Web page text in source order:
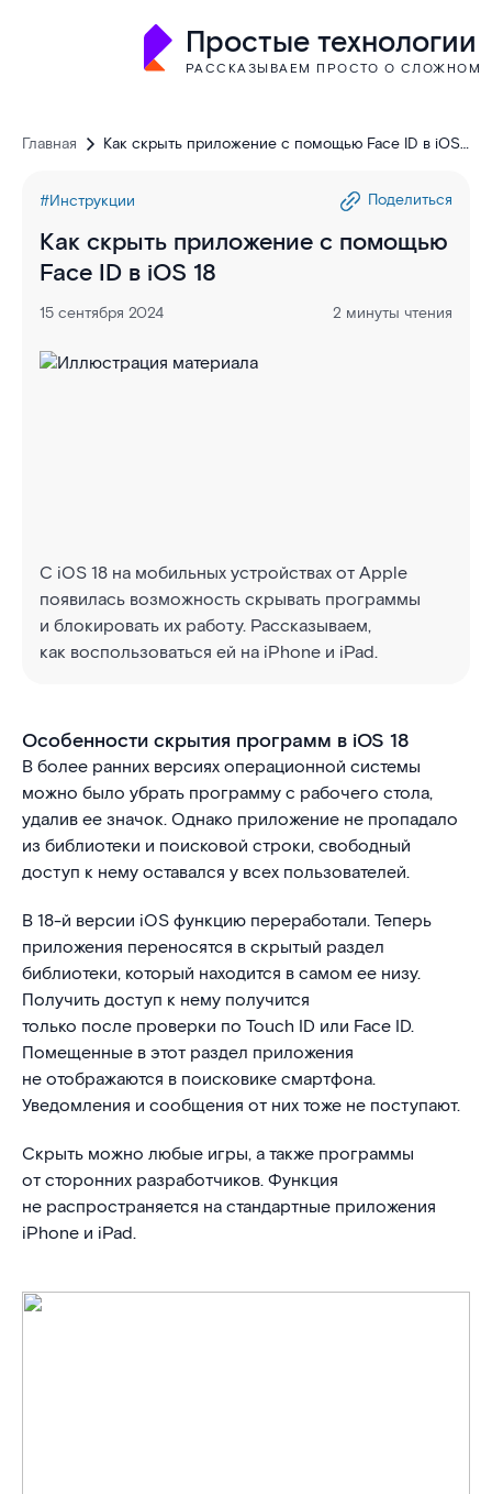
Простые технологии
РАССКАЗЫВАЕМ ПРОСТО О СЛОЖНОМ
Главная
Как скрыть приложение с помощью Face ID в iOS
#Инструкции
Поделиться
Как скрыть приложение с помощью
Face ID в iOS 18
15 сентября 2024 2 минуты чтения
С iOS 18 на мобильных устройствах от Apple
появилась возможность скрывать программы
и блокировать их работу. Рассказываем,
как воспользоваться ей на iPhone и iPad.
Особенности скрытия программ в iOS 18
В более ранних версиях операционной системы
можно было убрать программу с рабочего стола,
удалив ее значок. Однако приложение не пропадало
из библиотеки и поисковой строки, свободный
доступ к нему оставался у всех пользователей.
В 18-й версии iOS функцию переработали. Теперь
приложения переносятся в скрытый раздел
библиотеки, который находится в самом ее низу.
Получить доступ к нему получится
только после проверки по Touch ID или Face ID.
Помещенные в этот раздел приложения
не отображаются в поисковике смартфона.
Уведомления и сообщения от них тоже не поступают.
Скрыть можно любые игры, а также программы
от сторонних разработчиков. Функция
не распространяется на стандартные приложения
iPhone и iPad.